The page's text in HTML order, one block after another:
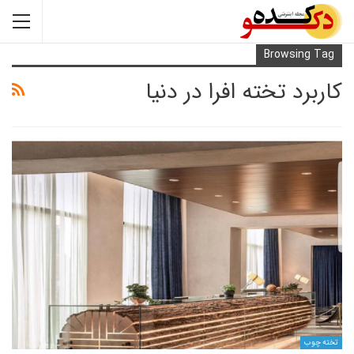
تخته افرا در دنیا